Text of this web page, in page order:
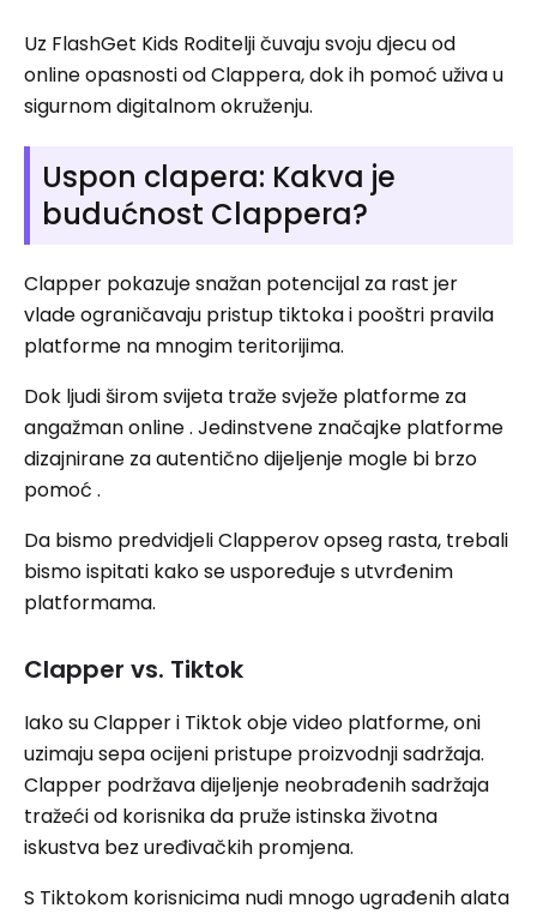
Uz FlashGet Kids Roditelji čuvaju svoju djecu od
online opasnosti od Clappera, dok ih pomoć uživa u
sigurnom digitalnom okruženju.
Uspon clapera: Kakva je
budućnost Clappera?
Clapper pokazuje snažan potencijal za rast jer
vlade ograničavaju pristup tiktoka i pooštri pravila
platforme na mnogim teritorijima.
Dok ljudi širom svijeta traže svježe platforme za
angažman online . Jedinstvene značajke platforme
dizajnirane za autentično dijeljenje mogle bi brzo
pomoć .
Da bismo predvidjeli Clapperov opseg rasta, trebali
bismo ispitati kako se uspoređuje s utvrđenim
platformama.
Clapper vs. Tiktok
Iako su Clapper i Tiktok obje video platforme, oni
uzimaju sepa ocijeni pristupe proizvodnji sadržaja.
Clapper podržava dijeljenje neobrađenih sadržaja
tražeći od korisnika da pruže istinska životna
iskustva bez uređivačkih promjena.
S Tiktokom korisnicima nudi mnogo ugrađenih alata